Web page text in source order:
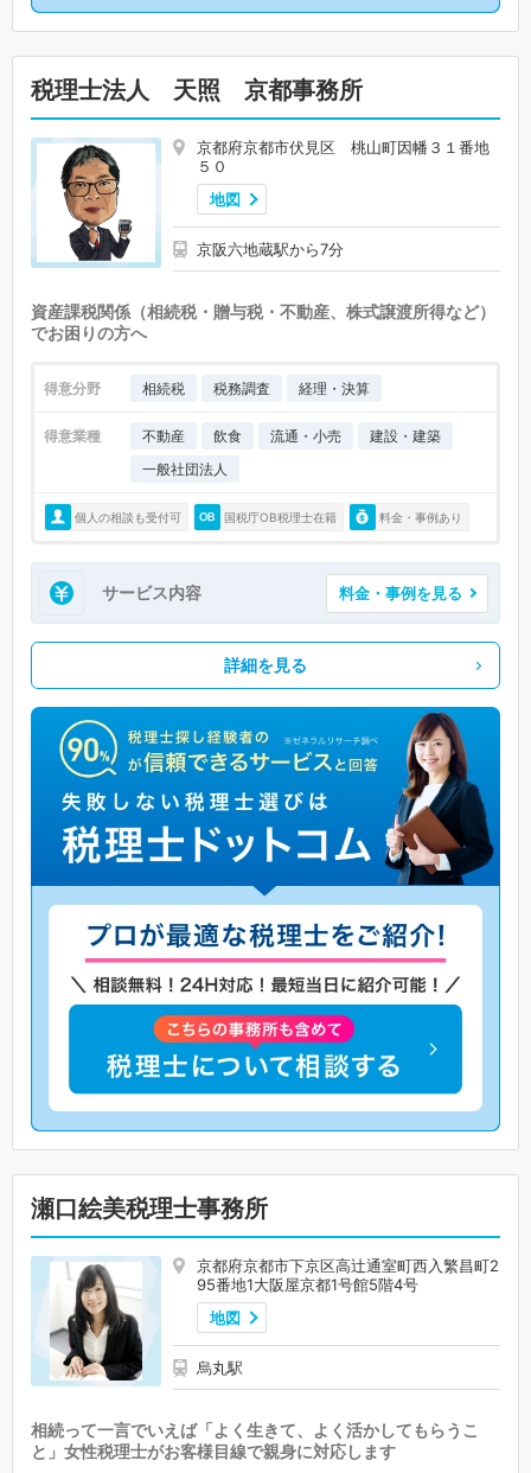
税理士法人 天照 京都事務所
京都府京都市伏見区 桃山町因幡３１番地
５０
地図
京阪六地蔵駅から7分
資産課税関係（相続税・贈与税・不動産、株式譲渡所得など）
でお困りの方へ
得意分野 相続税 税務調査 経理・決算
得意業種 不動産 飲食 流通・小売
建設・建築
一般社団法人
個人の相談も受付可 国税庁OB税理士在籍 料金・事例あり
サービス内容 料金・事例を見る
詳細を見る
瀬口絵美税理士事務所
京都府京都市下京区高辻通室町西入繁昌町2
95番地1大阪屋京都1号館5階4号
地図
烏丸駅
相続って一言でいえば「よく生きて、よく活かしてもらうこ
と」女性税理士がお客様目線で親身に対応します